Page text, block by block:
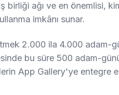
ağı ve en önemlisi,
imkânı sunar.
2.000 ila 4.000 adam-
bu süre 500 adam-
App Gallery'ye entegre